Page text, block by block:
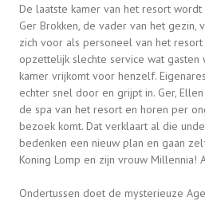
De laatste kamer van het resort
Ger Brokken, de vader van het gezin,
zich voor als personeel van het
opzettelijk slechte service wat
kamer vrijkomt voor henzelf.
echter snel door en grijpt in. Ger,
de spa van het resort en horen per
bezoek komt. Dat verklaart al die
bedenken een nieuw plan en gaan
Koning Lomp en zijn vrouw Millennia!
Ondertussen doet de mysterieuze